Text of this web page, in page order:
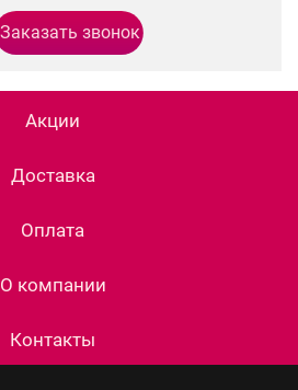
Акции
Доставка
Оплата
О компании
Контакты